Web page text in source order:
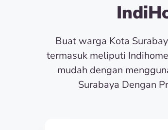
Buat warga Kota
termasuk meliputi
mudah dengan
Surabaya Dengan